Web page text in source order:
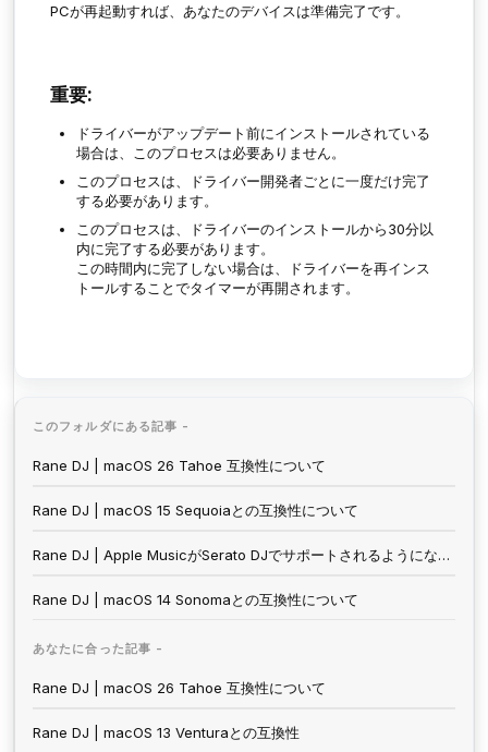
PCが再起動すれば、あなたのデバイスは準備完了です。
重要:
ドライバーがアップデート前にインストールされている
場合は、このプロセスは必要ありません。
このプロセスは、ドライバー開発者ごとに一度だけ完了
する必要があります。
このプロセスは、ドライバーのインストールから30分以
内に完了する必要があります。
この時間内に完了しない場合は、ドライバーを再インス
トールすることでタイマーが再開されます。
このフォルダにある記事 -
Rane DJ | macOS 26 Tahoe 互換性について
Rane DJ | macOS 15 Sequoiaとの互換性について
Rane DJ | Apple MusicがSerato DJでサポートされるようになりました
Rane DJ | macOS 14 Sonomaとの互換性について
あなたに合った記事 -
Rane DJ | macOS 26 Tahoe 互換性について
Rane DJ | macOS 13 Venturaとの互換性